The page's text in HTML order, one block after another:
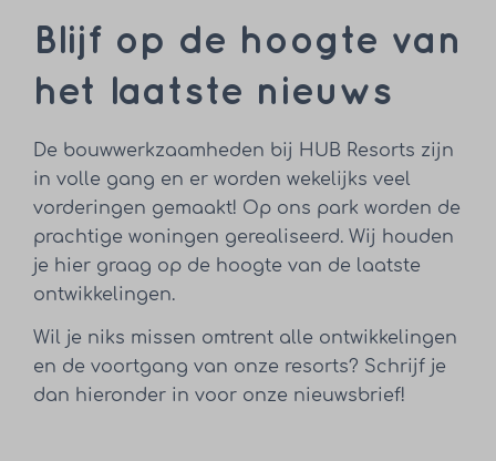
Blijf op de hoogte van
het laatste nieuws
De bouwwerkzaamheden bij HUB Resorts zijn
in volle gang en er worden wekelijks veel
vorderingen gemaakt! Op ons park worden de
prachtige woningen gerealiseerd. Wij houden
je hier graag op de hoogte van de laatste
ontwikkelingen.
Wil je niks missen omtrent alle ontwikkelingen
en de voortgang van onze resorts? Schrijf je
dan hieronder in voor onze nieuwsbrief!